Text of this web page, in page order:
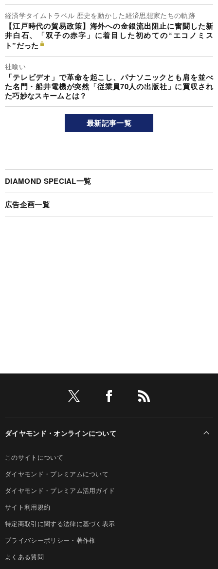
経済学タイムトラベル 歴史を動かした経済思想家たちの軌跡
【江戸時代の貿易政策】海外への金銀流出阻止に奮闘した新
井白石、「双子の赤字」に着目した初めての“エコノミス
ト”だった
社喰い
「テレビデオ」で革命を起こし、パナソニックとも肩を並べ
た名門・船井電機が突然「従業員70人の出版社」に買収され
た巧妙なスキームとは？
最新記事一覧
DIAMOND SPECIAL一覧
広告企画一覧
ダイヤモンド・オンラインについて
このサイトについて
ダイヤモンド・プレミアムについて
ダイヤモンド・プレミアム活用ガイド
サイト利用規約
特定商取引に関する法律に基づく表示
プライバシーポリシー・著作権
よくある質問